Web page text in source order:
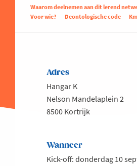
Waarom deelnemen aan dit lerend
Voor wie?
Deontologische code
Adres
Hangar K
Nelson Mandelaplein 2
8500 Kortrijk
Wanneer
Kick-off: donderdag 10